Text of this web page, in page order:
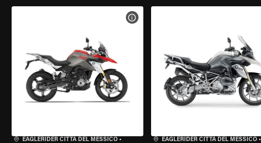
EAGLERIDER CITTÀ DEL MESSICO •
VISUALIZZA SPECIFICHE DELLA MOTO
EAGLERIDER CITTÀ DEL MESSICO•